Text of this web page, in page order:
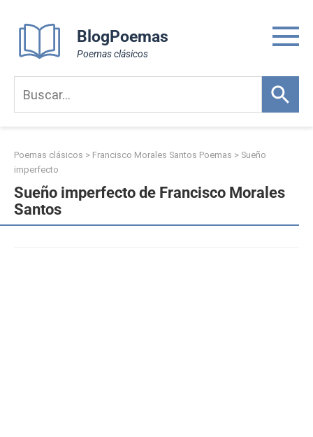
content
BlogPoemas
Poemas clásicos
Poemas clásicos > Francisco Morales Santos Poemas > Sueño
imperfecto
Sueño imperfecto de Francisco Morales
Santos